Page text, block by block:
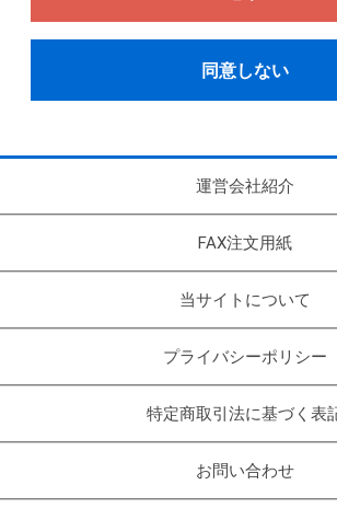
同意しない
運営会社紹介
FAX注文用紙
当サイトについて
プライバシーポリシー
特定商取引法に基づく表
お問い合わせ